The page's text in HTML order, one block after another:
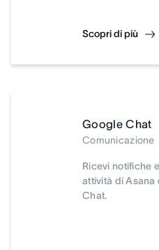
Scopri di più
Google Chat
Comunicazione
Ricevi notifiche
attività di Asana
Chat.